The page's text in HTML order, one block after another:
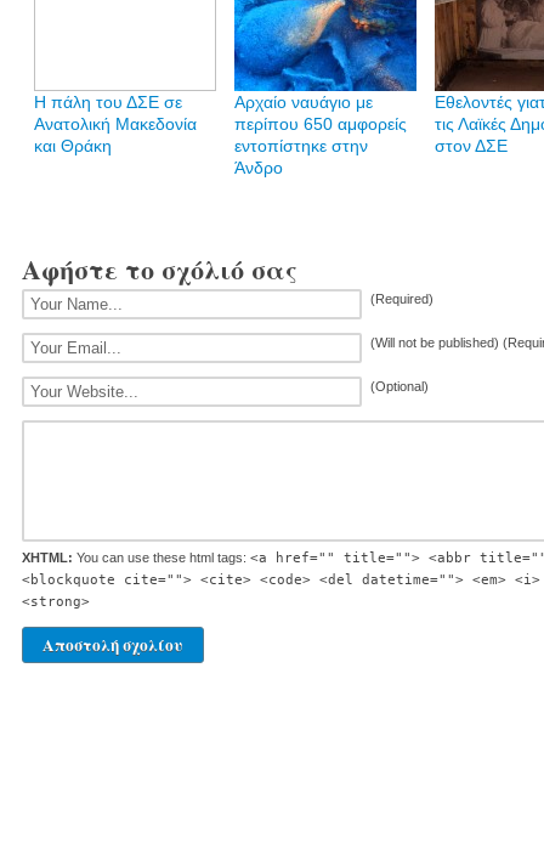
Η πάλη του ΔΣΕ σε
Ανατολική Μακεδονία
και Θράκη
Αρχαίο ναυάγιο με
περίπου 650 αμφορείς
εντοπίστηκε στην
Άνδρο
Εθελοντές
τις Λαϊκές
στον ΔΣΕ
Αφήστε το σχόλιό σας
(Required)
(Will not be published)
(Optional)
XHTML: You can use these html tags: <a href="" title=""> <abbr
<blockquote cite=""> <cite> <code> <del datetime=""> <em>
<strong>